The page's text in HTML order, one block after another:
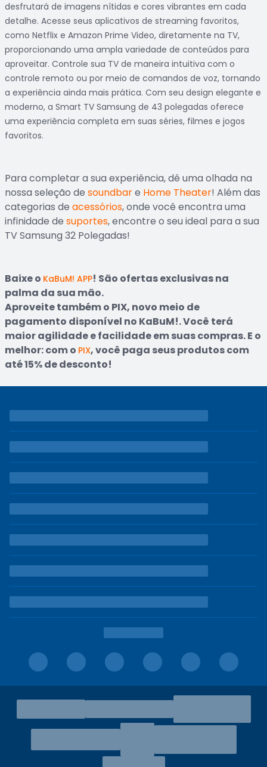
desfrutará de imagens nítidas e cores vibrantes em cada
detalhe. Acesse seus aplicativos de streaming favoritos,
como Netflix e Amazon Prime Video, diretamente na TV,
proporcionando uma ampla variedade de conteúdos para
aproveitar. Controle sua TV de maneira intuitiva com o
controle remoto ou por meio de comandos de voz, tornando
a experiência ainda mais prática. Com seu design elegante e
moderno, a Smart TV Samsung de 43 polegadas oferece
uma experiência completa em suas séries, filmes e jogos
favoritos.
Para completar a sua experiência, dê uma olhada na
nossa seleção de soundbare Home Theater! Além das
categorias de acessórios, onde você encontra uma
infinidade de suportes, encontre o seu ideal para a sua
TV Samsung 32 Polegadas!
Baixe o KaBuM! APP! São ofertas exclusivas na
palma da sua mão.
Aproveite também o PIX, novo meio de
pagamento disponível no KaBuM!. Você terá
maior agilidade e facilidade em suas compras. E o
melhor: com o PIX, você paga seus produtos com
até 15% de desconto!